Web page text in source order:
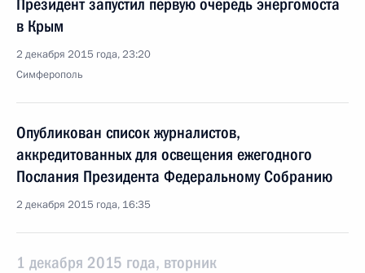
Президент запустил первую очередь энергомоста
в Крым
2 декабря 2015 года, 23:20
Симферополь
Опубликован список журналистов,
аккредитованных для освещения ежегодного
Послания Президента Федеральному Собранию
2 декабря 2015 года, 16:35
1 декабря 2015 года, вторник